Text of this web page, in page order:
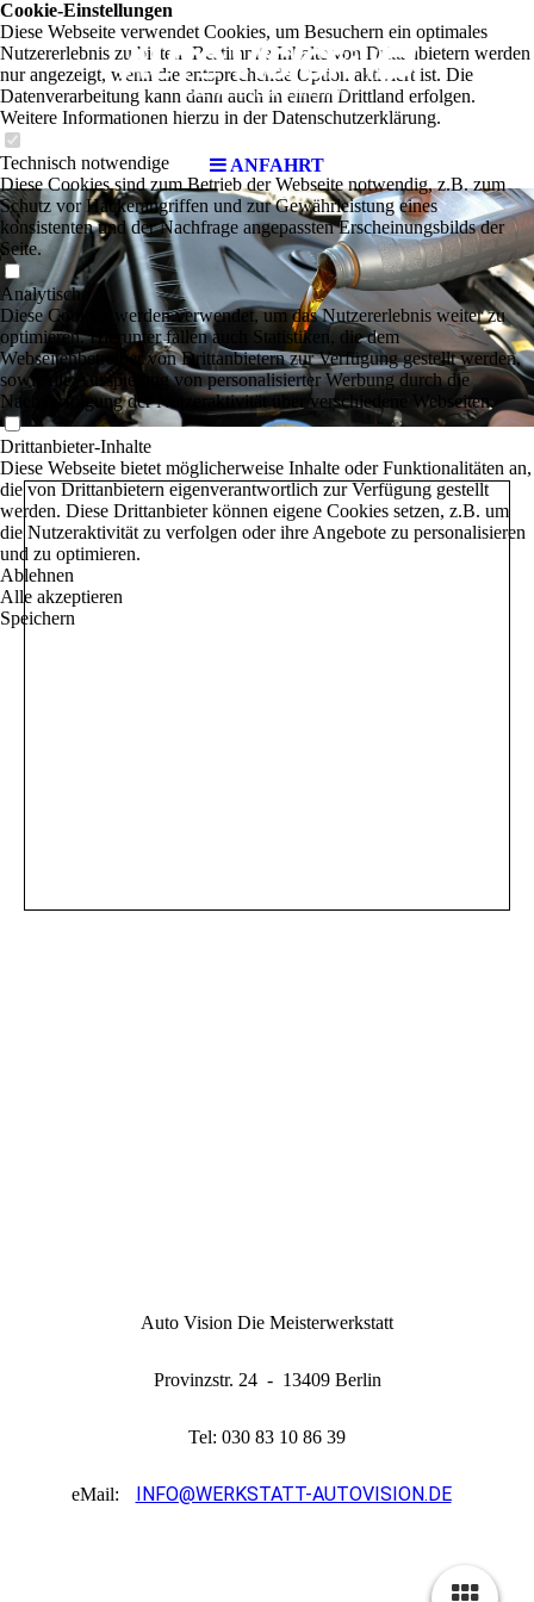
ANFAHRT
Auto Vision Die Meisterwerkstatt
Provinzstr. 24 - 13409 Berlin
Tel: 030 83 10 86 39
eMail: INFO@WERKSTATT-AUTOVISION.DE
Cookie-Einstellungen
Diese Webseite verwendet Cookies, um Besuchern ein optimales
Nutzererlebnis zu bieten. Bestimmte Inhalte von Drittanbietern werden
nur angezeigt, wenn die entsprechende Option aktiviert ist. Die
Datenverarbeitung kann dann auch in einem Drittland erfolgen.
Weitere Informationen hierzu in der Datenschutzerklärung.
Technisch notwendige
Diese Cookies sind zum Betrieb der Webseite notwendig, z.B. zum
Schutz vor Hackerangriffen und zur Gewährleistung eines
konsistenten und der Nachfrage angepassten Erscheinungsbilds der
Seite.
Analytische
Diese Cookies werden verwendet, um das Nutzererlebnis weiter zu
optimieren. Hierunter fallen auch Statistiken, die dem
Webseitenbetreiber von Drittanbietern zur Verfügung gestellt werden,
sowie die Ausspielung von personalisierter Werbung durch die
Nachverfolgung der Nutzeraktivität über verschiedene Webseiten.
Drittanbieter-Inhalte
Diese Webseite bietet möglicherweise Inhalte oder Funktionalitäten an,
die von Drittanbietern eigenverantwortlich zur Verfügung gestellt
werden. Diese Drittanbieter können eigene Cookies setzen, z.B. um
die Nutzeraktivität zu verfolgen oder ihre Angebote zu personalisieren
und zu optimieren.
Ablehnen
Alle akzeptieren
Speichern